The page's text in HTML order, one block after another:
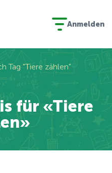
Anmelden
Tag "Tiere zählen"
für «Tiere